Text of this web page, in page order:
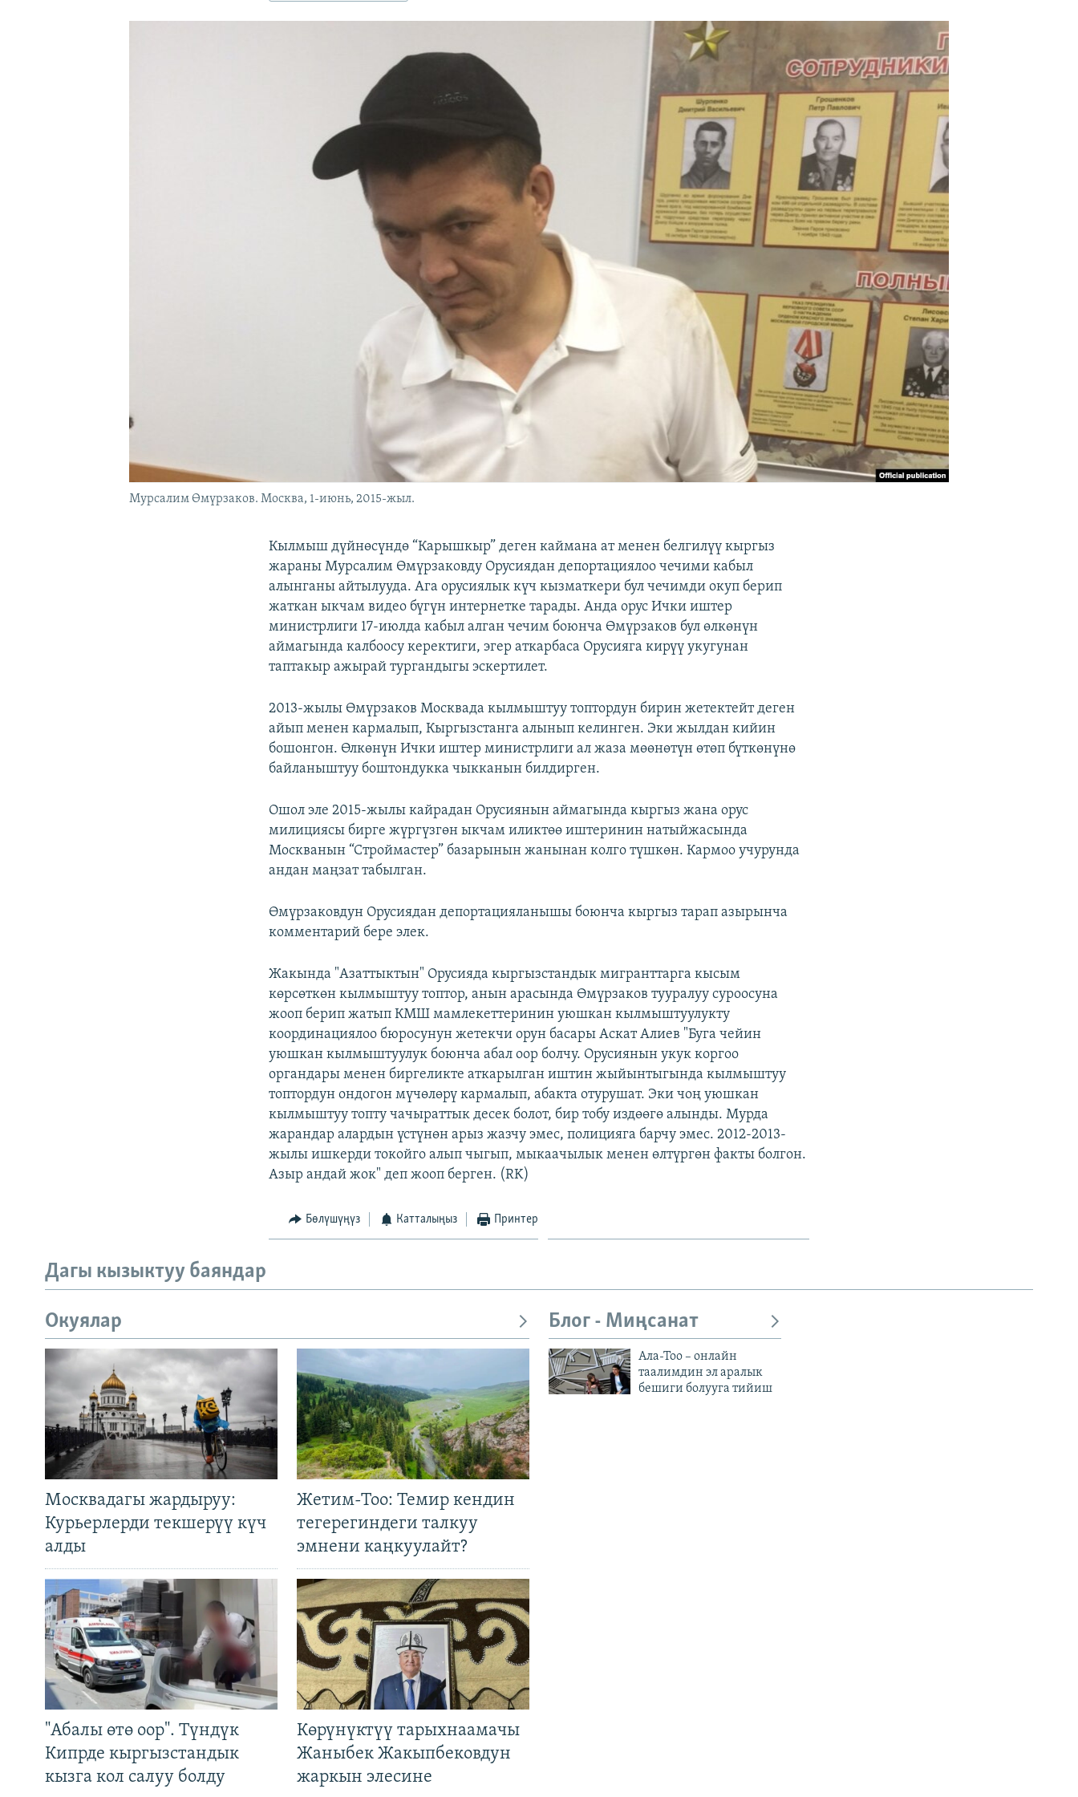
Мурсалим Өмүрзаков. Москва, 1-июнь, 2015-жыл.
Кылмыш дүйнөсүндө “Карышкыр” деген каймана ат менен белгилүү кыргыз
жараны Мурсалим Өмүрзаковду Орусиядан депортациялоо чечими кабыл
алынганы айтылууда. Ага орусиялык күч кызматкери бул чечимди окуп берип
жаткан ыкчам видео бүгүн интернетке тарады. Анда орус Ички иштер
министрлиги 17-июлда кабыл алган чечим боюнча Өмүрзаков бул өлкөнүн
аймагында калбоосу керектиги, эгер аткарбаса Орусияга кирүү укугунан
таптакыр ажырай тургандыгы эскертилет.
2013-жылы Өмүрзаков Москвада кылмыштуу топтордун бирин жетектейт деген
айып менен кармалып, Кыргызстанга алынып келинген. Эки жылдан кийин
бошонгон. Өлкөнүн Ички иштер министрлиги ал жаза мөөнөтүн өтөп бүткөнүнө
байланыштуу боштондукка чыкканын билдирген.
Ошол эле 2015-жылы кайрадан Орусиянын аймагында кыргыз жана орус
милициясы бирге жүргүзгөн ыкчам иликтөө иштеринин натыйжасында
Москванын “Строймастер” базарынын жанынан колго түшкөн. Кармоо учурунда
андан маңзат табылган.
Өмүрзаковдун Орусиядан депортацияланышы боюнча кыргыз тарап азырынча
комментарий бере элек.
Жакында "Азаттыктын" Орусияда кыргызстандык мигранттарга кысым
көрсөткөн кылмыштуу топтор, анын арасында Өмүрзаков тууралуу суроосуна
жооп берип жатып КМШ мамлекеттеринин уюшкан кылмыштуулукту
координациялоо бюросунун жетекчи орун басары Аскат Алиев "Буга чейин
уюшкан кылмыштуулук боюнча абал оор болчу. Орусиянын укук коргоо
органдары менен биргеликте аткарылган иштин жыйынтыгында кылмыштуу
топтордун ондогон мүчөлөрү кармалып, абакта отурушат. Эки чоң уюшкан
кылмыштуу топту чачыраттык десек болот, бир тобу издөөгө алынды. Мурда
жарандар алардын үстүнөн арыз жазчу эмес, полицияга барчу эмес. 2012-2013-
жылы ишкерди токойго алып чыгып, мыкаачылык менен өлтүргөн факты болгон.
Азыр андай жок" деп жооп берген. (RK)
Бөлүшүңүз Катталыңыз Принтер
Дагы кызыктуу баяндар
Окуялар
Москвадагы жардыруу:
Курьерлерди текшерүү күч
алды
Жетим-Тоо: Темир кендин
тегерегиндеги талкуу
эмнени каңкуулайт?
"Абалы өтө оор". Түндүк
Кипрде кыргызстандык
кызга кол салуу болду
Көрүнүктүү тарыхнаамачы
Жаныбек Жакыпбековдун
жаркын элесине
Блог - Миңсанат
Ала-Тоо – онлайн
таалимдин эл аралык
бешиги болууга тийиш